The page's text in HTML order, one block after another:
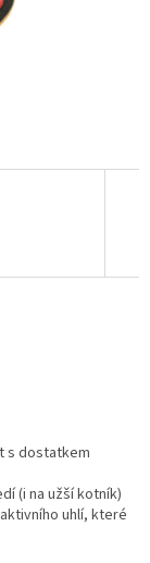
s dostatkem
(i na užší kotník)
uhlí, které